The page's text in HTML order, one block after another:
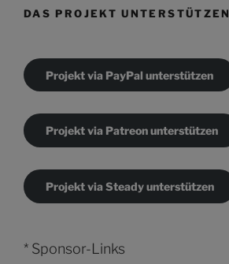
DAS PROJEKT UNTERSTÜTZEN
Projekt via PayPal unterstützen
Projekt via Patreon unterstützen
Projekt via Steady unterstützen
* Sponsor-Links